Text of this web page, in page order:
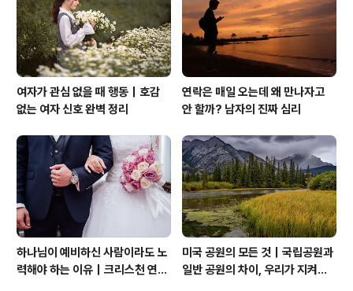
여자가 관심 없을 때 행동｜호감
없는 여자 신호 완벽 정리
연락은 매일 오는데 왜 만나자고
안 할까? 남자의 진짜 심리
하나님이 예비하신 사람이라도 노
력해야 하는 이유｜크리스천 연애
미국 공원의 모든 것｜국립공원과
일반 공원의 차이, 우리가 지켜야